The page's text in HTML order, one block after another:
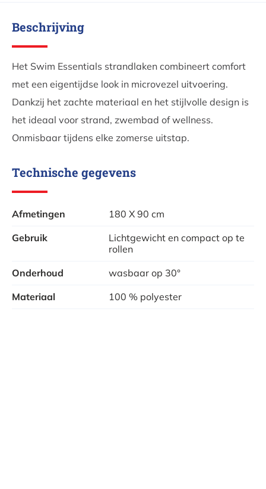
Beschrijving
Het Swim Essentials strandlaken combineert comfort
met een eigentijdse look in microvezel uitvoering.
Dankzij het zachte materiaal en het stijlvolle design is
het ideaal voor strand, zwembad of wellness.
Onmisbaar tijdens elke zomerse uitstap.
Technische gegevens
Afmetingen
180 X 90 cm
Gebruik
Lichtgewicht en compact op te
rollen
Onderhoud
wasbaar op 30°
Materiaal
100 % polyester